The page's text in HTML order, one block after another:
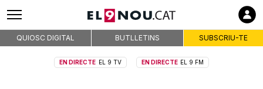
QUIOSC DIGITAL BUTLLETINS SUBSCRIU-TE
EN DIRECTE EL 9 TV EN DIRECTE EL 9 FM